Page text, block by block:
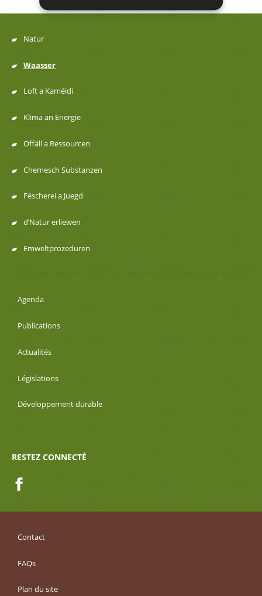
Menu
de
navigation
Natur
Waasser
Loft a Kaméidi
Klima an Energie
Offäll a Ressourcen
Chemesch Substanzen
Fëscherei a Juegd
d’Natur erliewen
Emweltprozeduren
Agenda
Publications
Actualités
Législations
Développement durable
RESTEZ CONNECTÉ
Contact
FAQs
Plan du site